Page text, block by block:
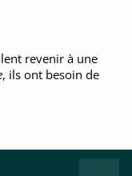
revenir à une
, ils ont besoin de